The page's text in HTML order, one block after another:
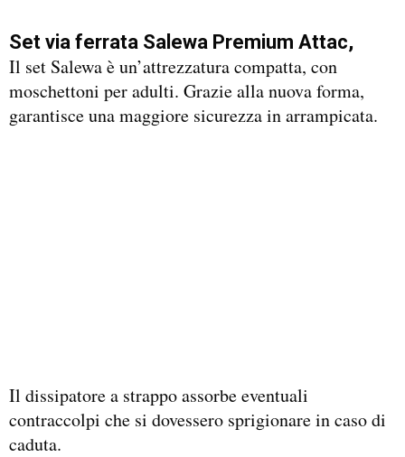
Set via ferrata Salewa Premium Attac,
Il set Salewa è un’attrezzatura compatta, con
moschettoni per adulti. Grazie alla nuova forma,
garantisce una maggiore sicurezza in arrampicata.
Il dissipatore a strappo assorbe eventuali
contraccolpi che si dovessero sprigionare in caso di
caduta.